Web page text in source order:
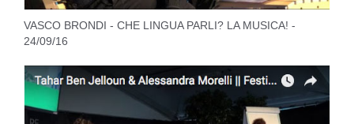
VASCO BRONDI - CHE LINGUA PARLI? LA MUSICA! -
24/09/16